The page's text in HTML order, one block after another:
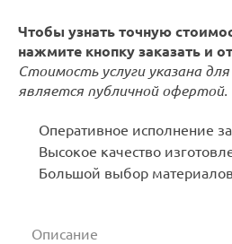
Чтобы узнать точную
нажмите кнопку заказать и
Стоимость услуги указана
является публичной офертой.
Оперативное исполнение
Высокое качество
Большой выбор
Описание